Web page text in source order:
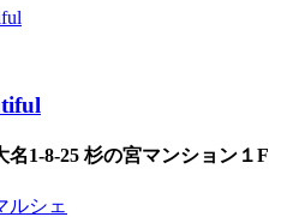
名1-8-25 杉の宮マンション１F